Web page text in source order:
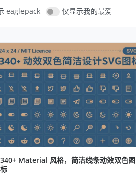
幅
标
字体
eaglepack 仅显示我的最爱
340+ Material 风格，简洁线条动效双色图
标